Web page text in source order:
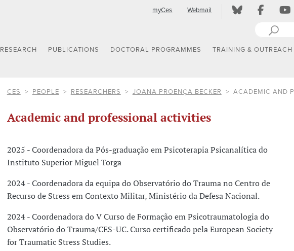
myCes Webmail
RESEARCH PUBLICATIONS DOCTORAL PROGRAMMES TRAINING & OUTREACH
CES PEOPLE RESEARCHERS JOANA PROENÇA BECKER ACADEMIC AND
Academic and professional activities
2025 - Coordenadora da Pós-graduação em Psicoterapia Psicanalítica do
Instituto Superior Miguel Torga
2024 - Coordenadora da equipa do Observatório do Trauma no Centro de
Recurso de Stress em Contexto Militar, Ministério da Defesa Nacional.
2024 - Coordenadora do V Curso de Formação em Psicotraumatologia do
Observatório do Trauma/CES-UC. Curso certificado pela European Society
for Traumatic Stress Studies.